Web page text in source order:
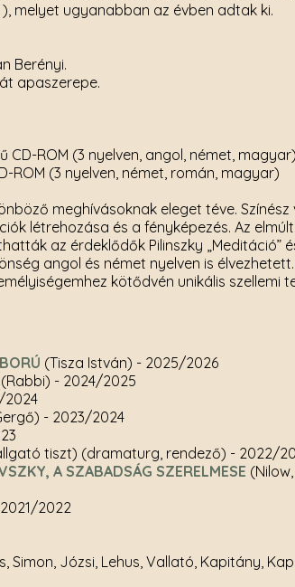
melyet ugyanabban az évben adtak ki.
Berényi.
apaszerepe.
CD-ROM (3 nyelven, angol, német, magyar)
ROM (3 nyelven, német, román, magyar)
meghívásoknak eleget téve.
létrehozása és a fényképezés. Az
az érdeklődők Pilinszky „Meditáció”
angol és német nyelven is
kötődvén unikális szellemi
(Tisza István) - 2025/2026
(Rabbi) - 2024/2025
2024
- 2023/2024
tiszt) (dramaturg, rendező) - 2022/
A SZABADSÁG SZERELMESE (Nilow,
2022
Simon, Józsi, Lehus, Vallató, Kapitány,